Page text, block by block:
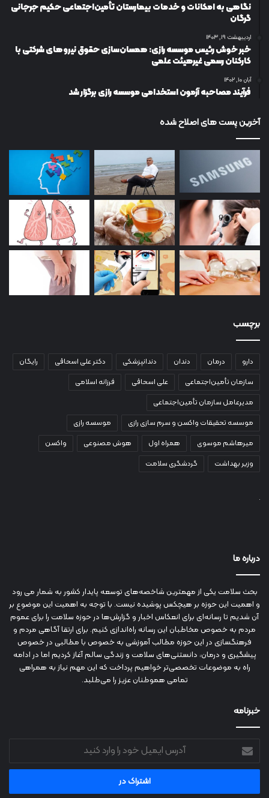
نگاهی به امکانات و خدمات بیمارستان تأمین‌اجتماعی حکیم جرجانی
گرگان
اردیبهشت ۱۹, ۱۴۰۳
خبر خوش رئیس موسسه رازی: همسان‌سازی حقوق نیروهای شرکتی با
کارکنان رسمی غیرهیئت علمی
آبان ۱۰, ۱۴۰۲
فرآیند مصاحبه آزمون استخدامی موسسه رازی برگزار شد
آخرین پست های اصلاح شده
برچسب
دارو درمان دندان دندانپزشکی دکتر علی اسحاقی
رایگان
سازمان تأمین‌اجتماعی
علی اسحاقی
فرزانه اسلامی
مدیرعامل سازمان تأمین‌اجتماعی
موسسه تحقیقات واکسن و سرم سازی رازی
موسسه رازی
میرهاشم موسوی
همراه اول هوش مصنوعی
واکسن
وزیر بهداشت
گردشگری سلامت
درباره ما
بحث سلامت یکی از مهمترین شاخصه‌های توسعه پایدار کشور به شمار می رود
و اهمیت این حوزه بر هیچکس پوشیده نیست. با توجه به اهمیت این موضوع بر
آن شدیم تا رسانه‌ای برای انعکاس اخبار و گزارش‌ها در حوزه سلامت را برای عموم
مردم به خصوص مخاطبان این رسانه راه‌اندازی کنیم. برای ارتقا آگاهی مردم و
فرهنگسازی در این حوزه مطالب آموزشی به خصوص با مطالبی در خصوص
پیشگیری و درمان، دانستنی‌های سلامت و زندگی سالم آغاز کردیم اما در ادامه
راه به موضوعات تخصصی‌تر خواهیم پرداخت که این مهم نیاز به همراهی
تمامی هموطنان عزیز را می‌طلبد.
خبرنامه
آدرس
ایمیل
خود
وارد